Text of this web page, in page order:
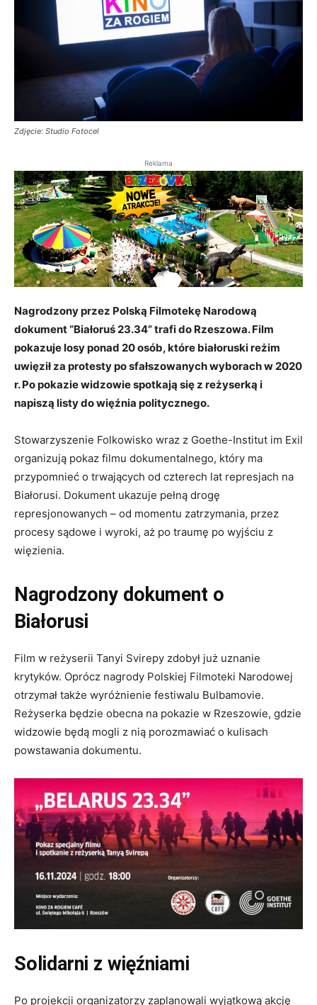
Zdjęcie: Studio Fotocel
Reklama
Nagrodzony przez Polską Filmotekę Narodową
dokument “Białoruś 23.34” trafi do Rzeszowa. Film
pokazuje losy ponad 20 osób, które białoruski reżim
uwięził za protesty po sfałszowanych wyborach w 2020
r. Po pokazie widzowie spotkają się z reżyserką i
napiszą listy do więźnia politycznego.
Stowarzyszenie Folkowisko wraz z Goethe-Institut im Exil
organizują pokaz filmu dokumentalnego, który ma
przypomnieć o trwających od czterech lat represjach na
Białorusi. Dokument ukazuje pełną drogę
represjonowanych – od momentu zatrzymania, przez
procesy sądowe i wyroki, aż po traumę po wyjściu z
więzienia.
Nagrodzony dokument o
Białorusi
Film w reżyserii Tanyi Svirepy zdobył już uznanie
krytyków. Oprócz nagrody Polskiej Filmoteki Narodowej
otrzymał także wyróżnienie festiwalu Bulbamovie.
Reżyserka będzie obecna na pokazie w Rzeszowie, gdzie
widzowie będą mogli z nią porozmawiać o kulisach
powstawania dokumentu.
Solidarni z więźniami
Po projekcji organizatorzy zaplanowali wyjątkową akcję